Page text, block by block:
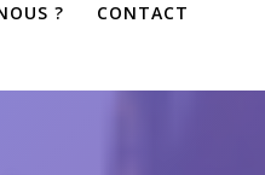
? CONTACT